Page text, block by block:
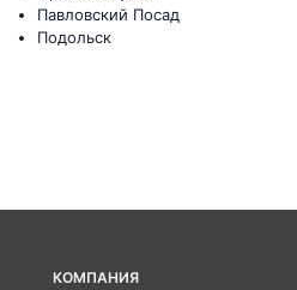
Павловский Посад
Подольск
КОМПАНИЯ